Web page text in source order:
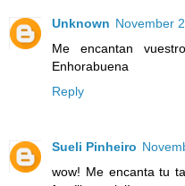
Unknown November
Me encantan
Enhorabuena
Reply
Sueli Pinheiro
wow! Me encanta tu